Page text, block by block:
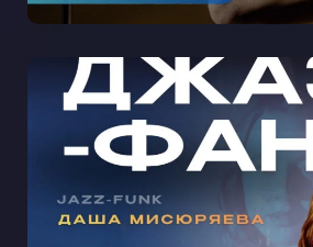
МАСТЕР-КЛАСС
ДАШЕЙ